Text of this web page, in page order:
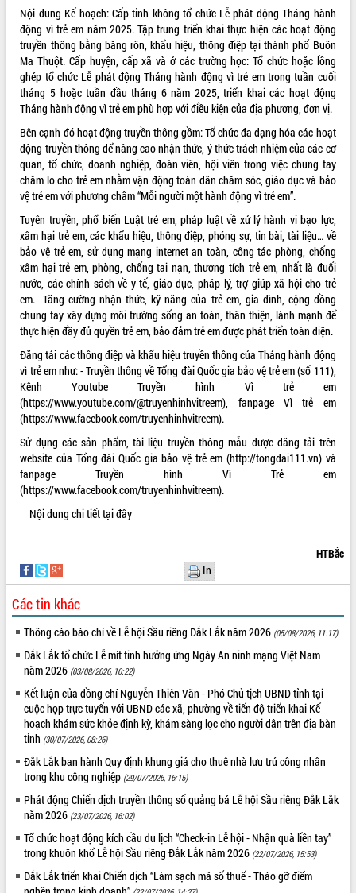
Lễ truy tặng danh hiệu “Bà Mẹ Việt
Nam Anh hùng” và trao Huân chương
Lao động
UBND tỉnh Đắk Lắk triển khai nhiệm
vụ 6 tháng cuối năm 2026
Kỳ họp thứ Hai, Hội đồng nhân dân
tỉnh khóa XI quyết nghị nhiều nội dung
quan trọng
Bí thư Tỉnh ủy Lương Nguyễn Minh
Triết thăm, tặng quà người có công với
cách mạng
Rà soát, hoàn thiện hệ thống thiết chế
văn hóa, thể thao đáp ứng yêu cầu
phát triển mới
Thường trực HĐND tỉnh Đắk Lắk gặp
mặt Đoàn chuyên gia y tế TP. Hồ Chí
Minh
Lễ truy điệu và an táng hài cốt liệt sĩ
tại Nghĩa trang Liệt sĩ xã Sơn Hòa
Bàn giải pháp tháo gỡ khó khăn trong
xuất khẩu sầu riêng và triển khai quy
định EUDR
Thứ trưởng Bộ Nông nghiệp và Môi
trường Nguyễn Hoàng Hiệp khảo sát
vùng trồng và doanh nghiệp đóng gói
sầu riêng tại Đắk Lắk
Trình diễn nghệ thuật chế biến các
món ăn từ sầu riêng
Đắk Lắk công bố Quy hoạch và xúc
tiến đầu tư tỉnh
Diễn đàn Kinh tế tư nhân Việt Nam đột
phá cơ chế - Hợp tác công tư
Đề án 06 tạo bước ngoặt đột phá trong
cải cách hành chính tỉnh Đắk Lắk
Kết nối tour, đẩy mạnh chuyển đổi số
để phát triển du lịch Đắk Lắk
Khởi động Dự án Đầu tư xây dựng hạ
tầng kỹ thuật Cụm công nghiệp Tân
Tiến
Gặp mặt các cơ quan báo chí nhân Kỷ
niệm 101 năm Ngày Báo chí Cách
mạng Việt Nam
Đắk Lắk sơ kết 4 năm triển khai thực
hiện Đề án 06 của Chính phủ
Họp báo thông tin về Hội nghị Công bố
Lắk
Khơi thông điểm nghẽn, đẩy nhanh
giải ngân vốn khắc phục thiên tai
ALBUM ẢNH
LIÊN KẾT WEB
THỐNG KÊ TRUY CẬP
Hôm nay: 26182
Tất cả:
66111850
Nội dung Kế hoạch: Cấp tỉnh không tổ chức Lễ phát động Tháng hành
động vì trẻ em năm 2025. Tập trung triển khai thực hiện các hoạt động
truyền thông bằng băng rôn, khẩu hiệu, thông điệp tại thành phố Buôn
Ma Thuột. Cấp huyện, cấp xã và ở các trường học: Tổ chức hoặc lồng
ghép tổ chức Lễ phát động Tháng hành động vì trẻ em trong tuần cuối
tháng 5 hoặc tuần đầu tháng 6 năm 2025, triển khai các hoạt động
Tháng hành động vì trẻ em phù hợp với điều kiện của địa phương, đơn vị.
Bên cạnh đó hoạt động truyền thông gồm: Tổ chức đa dạng hóa các hoạt
động truyền thông để nâng cao nhận thức, ý thức trách nhiệm của các cơ
quan, tổ chức, doanh nghiệp, đoàn viên, hội viên trong việc chung tay
chăm lo cho trẻ em nhằm vận động toàn dân chăm sóc, giáo dục và bảo
vệ trẻ em với phương châm “Mỗi người một hành động vì trẻ em”.
Tuyên truyền, phổ biến Luật trẻ em, pháp luật về xử lý hành vi bạo lực,
xâm hại trẻ em, các khẩu hiệu, thông điệp, phóng sự, tin bài, tài liệu… về
bảo vệ trẻ em, sử dụng mạng internet an toàn, công tác phòng, chống
xâm hại trẻ em, phòng, chống tai nạn, thương tích trẻ em, nhất là đuối
nước, các chính sách về y tế, giáo dục, pháp lý, trợ giúp xã hội cho trẻ
em. Tăng cường nhận thức, kỹ năng của trẻ em, gia đình, cộng đồng
chung tay xây dựng môi trường sống an toàn, thân thiện, lành mạnh để
thực hiện đầy đủ quyền trẻ em, bảo đảm trẻ em được phát triển toàn diện.
Đăng tải các thông điệp và khẩu hiệu truyền thông của Tháng hành động
vì trẻ em như: - Truyền thông về Tổng đài Quốc gia bảo vệ trẻ em (số 111),
Kênh Youtube Truyền hình Vì trẻ em
(https://www.youtube.com/@truyenhinhvitreem), fanpage Vì trẻ em
(https://www.facebook.com/truyenhinhvitreem).
Sử dụng các sản phẩm, tài liệu truyền thông mẫu được đăng tải trên
website của Tổng đài Quốc gia bảo vệ trẻ em (http://tongdai111.vn) và
fanpage Truyền hình Vì Trẻ em
(https://www.facebook.com/truyenhinhvitreem).
Nội dung chi tiếttại đây
HTBắc
In
Các tin khác
Thông cáo báo chí về Lễ hội Sầu riêng Đắk Lắk năm 2026 (05/08/2026, 11:17)
Đắk Lắk tổ chức Lễ mít tinh hưởng ứng Ngày An ninh mạng Việt Nam
năm 2026 (03/08/2026, 10:22)
Kết luận của đồng chí Nguyễn Thiên Văn - Phó Chủ tịch UBND tỉnh tại
cuộc họp trực tuyến với UBND các xã, phường về tiến độ triển khai Kế
hoạch khám sức khỏe định kỳ, khám sàng lọc cho người dân trên địa bàn
tỉnh (30/07/2026, 08:26)
Đắk Lắk ban hành Quy định khung giá cho thuê nhà lưu trú công nhân
trong khu công nghiệp (29/07/2026, 16:15)
Phát động Chiến dịch truyền thông số quảng bá Lễ hội Sầu riêng Đắk Lắk
năm 2026 (23/07/2026, 16:02)
Tổ chức hoạt động kích cầu du lịch “Check-in Lễ hội - Nhận quà liền tay”
trong khuôn khổ Lễ hội Sầu riêng Đắk Lắk năm 2026 (22/07/2026, 15:53)
Đắk Lắk triển khai Chiến dịch “Làm sạch mã số thuế - Tháo gỡ điểm